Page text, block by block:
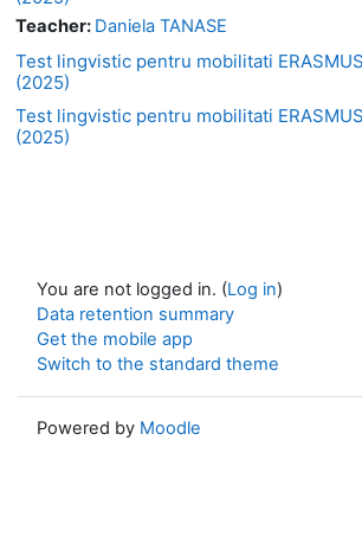
Teacher: Daniela TANASE
Test lingvistic pentru mobilitati
(2025)
Test lingvistic pentru mobilitati
(2025)
You are not logged in. (Log in)
Data retention summary
Get the mobile app
Switch to the standard theme
Powered by Moodle